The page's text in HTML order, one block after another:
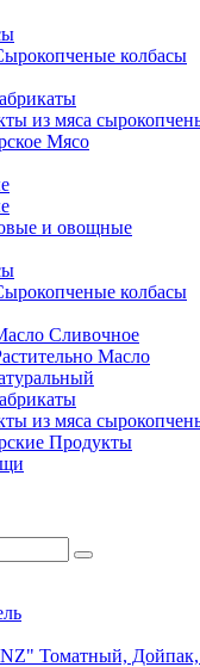
колбасы
из мяса
Мясо
и овощные
колбасы
Сливочное
Масло
из мяса
Продукты
Томатный, Дойпак,